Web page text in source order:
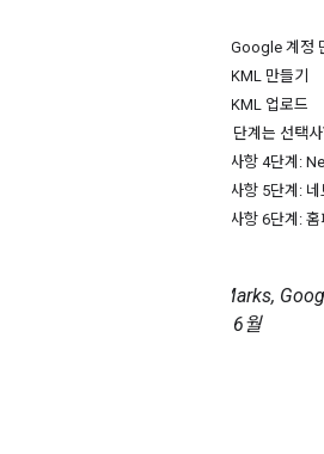
1단계: Google 계정
2단계: KML 만들기
3단계: KML 업로드
나머지 단계는 선택
선택사항 4단계:
선택사항 5단계:
선택사항 6단계:
Mano Marks,
2010년 6월